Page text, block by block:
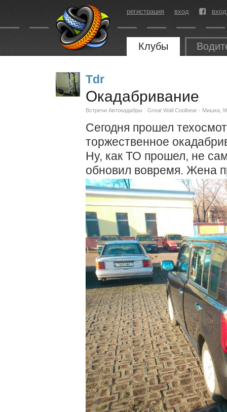
регистрация вход
Клубы
Tdr
Окадабривание
Встречи Автокадабры Great Wall Coolbear - Мишка,
Сегодня прошел
торжественное
Ну, как ТО прошел, не
обновил вовремя. Жена